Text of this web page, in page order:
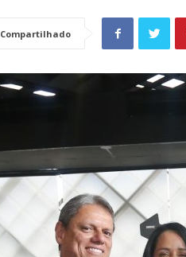
Compartilhado